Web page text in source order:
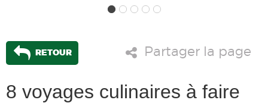
Partager la page
RETOUR
8 voyages culinaires à faire